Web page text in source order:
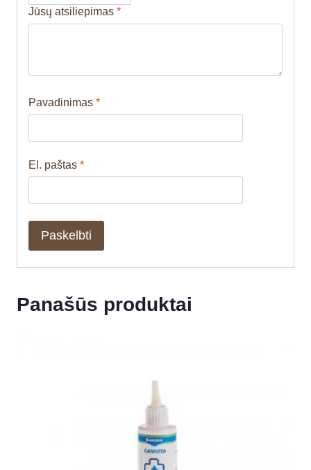
Jūsų atsiliepimas *
Pavadinimas *
El. paštas *
Panašūs produktai